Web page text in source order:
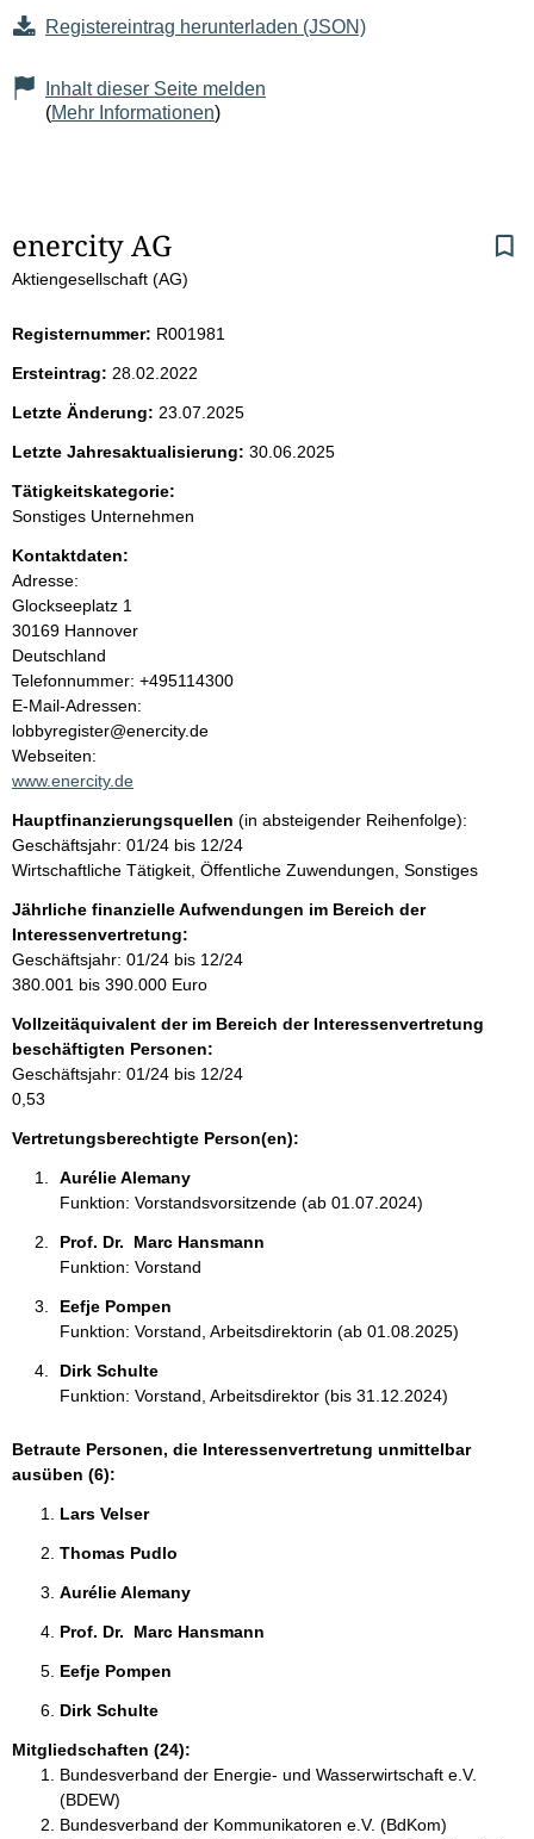
Registereintrag herunterladen (JSON)
Inhalt dieser Seite melden
(Mehr Informationen)
S
e
i
t
e
n
i
n
h
a
l
t
enercity AG
Aktiengesellschaft (AG)
Registernummer: R001981
Ersteintrag: 28.02.2022
Letzte Änderung: 23.07.2025
Letzte Jahresaktualisierung: 30.06.2025
Tätigkeitskategorie:
Sonstiges Unternehmen
Kontaktdaten:
Adresse:
Glockseeplatz 1
30169 Hannover
Deutschland
K
o
n
t
a
t
i
n
f
o
r
m
t
i
o
n
e
Telefonnummer: +495114300
E-Mail-Adressen:
lobbyregister@enercity.de
Webseiten:
www.enercity.de
Hauptfinanzierungsquellen (in absteigender Reihenfolge):
Geschäftsjahr: 01/24 bis 12/24
Wirtschaftliche Tätigkeit, Öffentliche Zuwendungen, Sonstiges
Jährliche finanzielle Aufwendungen im Bereich der
Interessenvertretung:
Geschäftsjahr: 01/24 bis 12/24
380.001 bis 390.000 Euro
Vollzeitäquivalent der im Bereich der Interessenvertretung
beschäftigten Personen:
Geschäftsjahr: 01/24 bis 12/24
0,53
Vertretungsberechtigte Person(en):
Aurélie Alemany
Funktion: Vorstandsvorsitzende (ab 01.07.2024)
Prof. Dr.  Marc Hansmann
Funktion: Vorstand
Eefje Pompen
Funktion: Vorstand, Arbeitsdirektorin (ab 01.08.2025)
Dirk Schulte
Funktion: Vorstand, Arbeitsdirektor (bis 31.12.2024)
Betraute Personen, die Interessenvertretung unmittelbar
ausüben (6):
Lars Velser
Thomas Pudlo
Aurélie Alemany
Prof. Dr.  Marc Hansmann
Eefje Pompen
Dirk Schulte
Mitgliedschaften (24):
Bundesverband der Energie- und Wasserwirtschaft e.V.
(BDEW)
Bundesverband der Kommunikatoren e.V. (BdKom)